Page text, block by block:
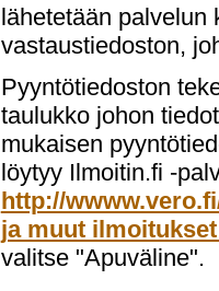
lähetetään palvelun
vastaustiedoston,
Pyyntötiedoston
taulukko johon
mukaisen
löytyy Ilmoitin.fi -
http://
ja muut
valitse "Apuväline".